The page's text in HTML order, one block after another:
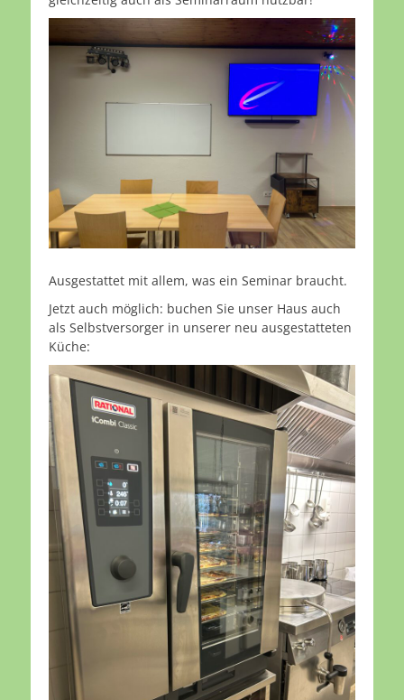
Ausgestattet mit allem, was ein Seminar braucht.
Jetzt auch möglich: buchen Sie unser Haus auch
als Selbstversorger in unserer neu ausgestatteten
Küche: